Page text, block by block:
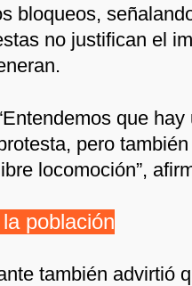
bloqueos,
no justifican el
que
pero
locomoción”,
población
también advirtió